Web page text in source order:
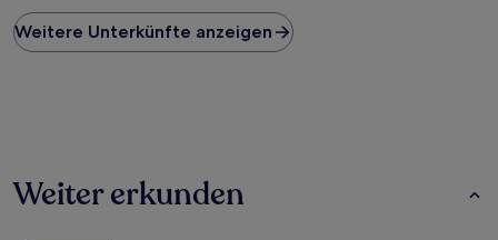
Preis
pro
Nacht,
einen
Weitere Unterkünfte anzeigen
Weiter erkunden